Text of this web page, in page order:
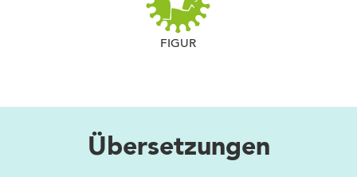
FIGUR
Übersetzungen